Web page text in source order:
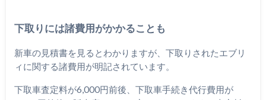
下取りには諸費用がかかることも
新車の見積書を見るとわかりますが、下取りされたエブリ
ィに関する諸費用が明記されています。
下取車査定料が6,000円前後、下取車手続き代行費用が